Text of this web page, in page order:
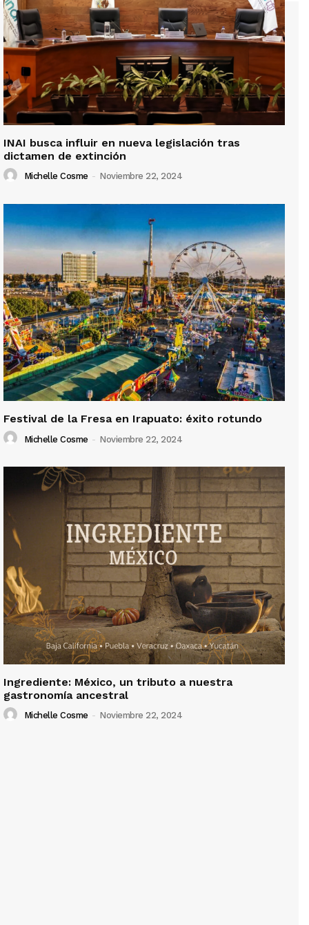
INAI busca influir en nueva legislación tras
dictamen de extinción
Michelle Cosme - Noviembre 22, 2024
Festival de la Fresa en Irapuato: éxito rotundo
Michelle Cosme - Noviembre 22, 2024
Ingrediente: México, un tributo a nuestra
gastronomía ancestral
Michelle Cosme - Noviembre 22, 2024